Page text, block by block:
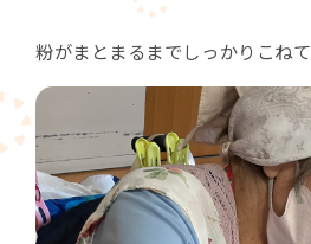
粉がまとまるまでしっかりこねて